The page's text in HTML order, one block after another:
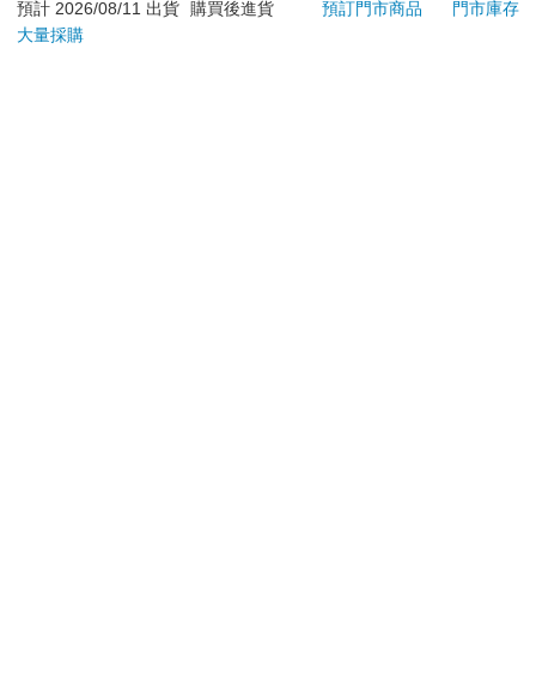
退換貨須知：
**提醒您，鑑賞期不等於試用期，退回商品須為全新狀態**
預計 2026/08/11 出貨
購買後進貨 預訂門市商品
門市庫存
大量採購